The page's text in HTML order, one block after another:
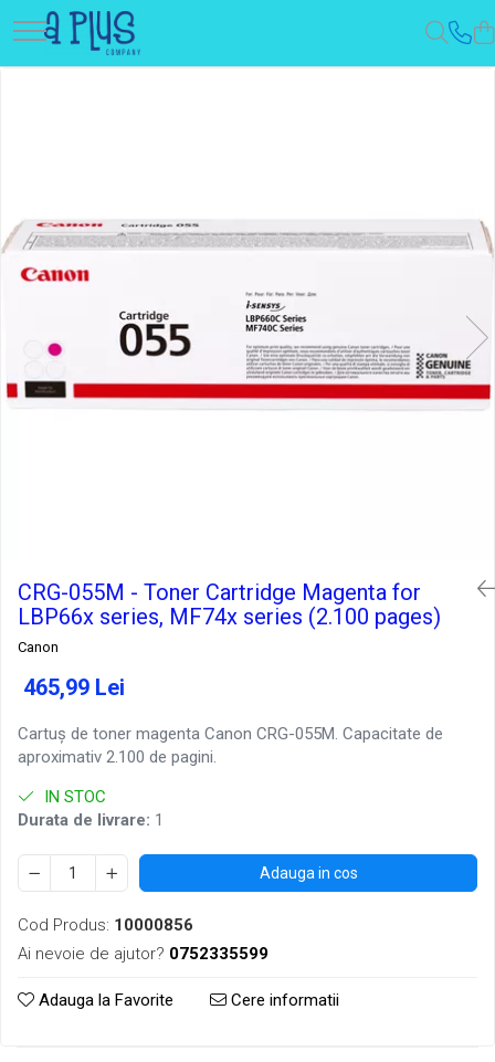
CRG-055M - Toner Cartridge Magenta for
LBP66x series, MF74x series (2.100 pages)
Canon
465,99 Lei
Cartuș de toner magenta Canon CRG-055M. Capacitate de
aproximativ 2.100 de pagini.
IN STOC
Durata de livrare: 1
Adauga in cos
Cod Produs: 10000856
Ai nevoie de ajutor? 0752335599
Adauga la Favorite Cere informatii